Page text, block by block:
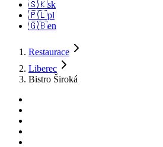
🇸🇰sk
🇵🇱pl
🇬🇧en
Restaurace
Liberec
Bistro Široká